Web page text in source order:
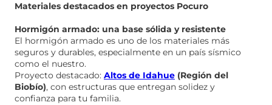
Materiales destacados en proyectos Pocuro
Hormigón armado: una base sólida y resistente
El hormigón armado es uno de los materiales más
seguros y durables, especialmente en un país sísmico
como el nuestro.
Proyecto destacado: Altos de Idahue (Región del
Biobío), con estructuras que entregan solidez y
confianza para tu familia.